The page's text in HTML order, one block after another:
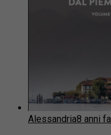
Alessandria8 anni fa